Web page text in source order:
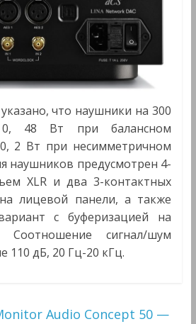
что наушники на 300
48 Вт при балансном
2 Вт при несимметричном
наушников предусмотрен 4-
XLR и два 3-контактных
лицевой панели, а также
с буферизацией на
Соотношение сигнал/шум
110 дБ, 20 Гц-20 кГц.
Audio Concept 50 —